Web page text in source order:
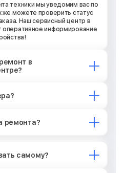
техники мы уведомим вас по
можете проверить статус
Наш сервисный центр в
оперативное информирование
в
ремонта?
самому?